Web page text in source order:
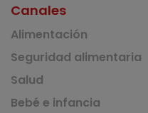
Canales
Alimentación
Seguridad alimentaria
Salud
Bebé e infancia